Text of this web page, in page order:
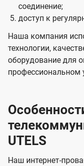
соединение;
доступ к
Наша компания
технологии,
оборудование для
профессиональном
UTELS
Наш интернет-